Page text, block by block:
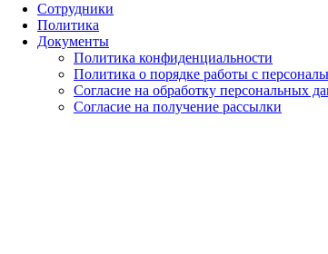
Сотрудники
Политика
Документы
Политика конфиденциальности
Политика о порядке работы с
Согласие на обработку персональных
Согласие на получение рассылки